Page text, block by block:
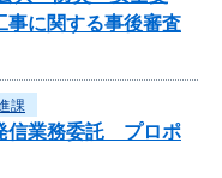
事に関する事後審査
課
信業務委託 プロポ